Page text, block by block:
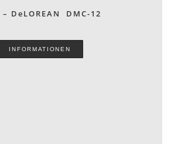
– DeLOREAN DMC-12
INFORMATIONEN